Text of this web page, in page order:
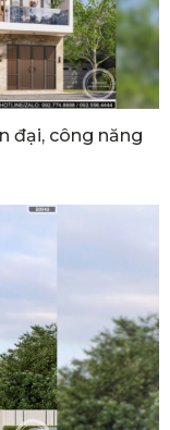
đại, công năng